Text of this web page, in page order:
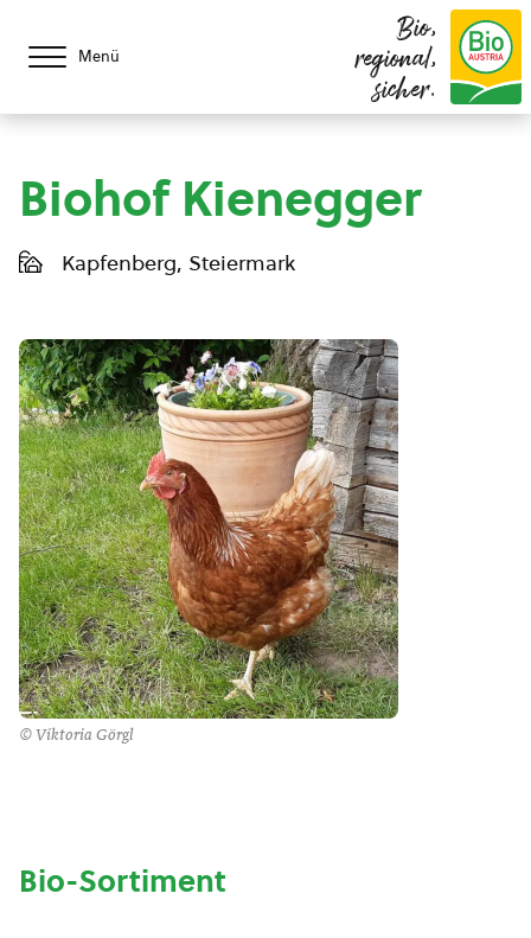
Menü
Bio,
regional,
sicher.
Biohof Kienegger
Kapfenberg, Steiermark
© Viktoria Görgl
Bio-Sortiment